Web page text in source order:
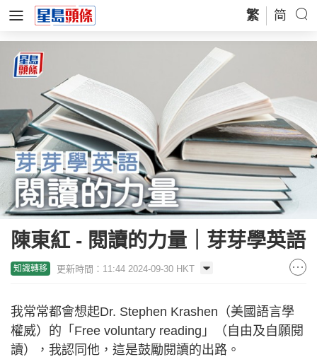
繁 简
陳東紅 - 閱讀的力量｜芽芽學英語
知識轉移 更新時間：11:44 2024-09-30 HKT
我常常都會想起Dr. Stephen Krashen（美國語言學
權威）的「Free voluntary reading」（自由及自願閱
讀），我認同他，這是鼓勵閱讀的出路。